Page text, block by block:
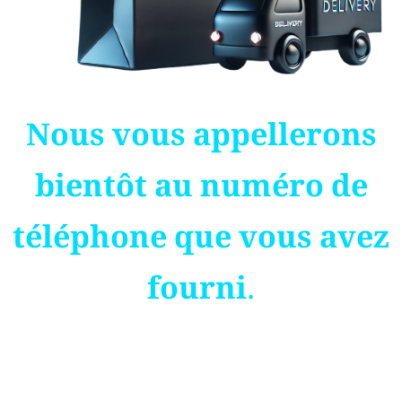
Nous vous appellerons
bientôt au numéro de
téléphone que vous avez
fourni.